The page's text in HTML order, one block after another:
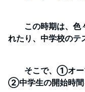
この時期は、色々
れたり、中学校のテ
そこで、①オープ
②中学生の開始時間